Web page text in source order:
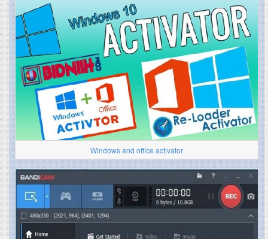
Windows and office activator